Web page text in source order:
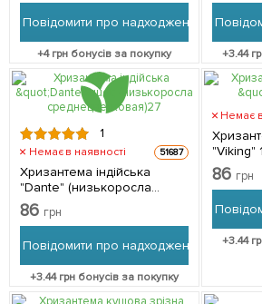
Повідомити про надходження
+4грн бонусів за покупку +3.44
1
Немає в наявності 51687
Хризантема індійська
"Dante" (низькоросла
среднецветковая) 1
саджанець в упаковці
86 грн
Повідомити про надходження
+3.44грн бонусів за покупку
Немає
"Viking" 1 саджанець в
упаковці
86 грн
+3.44